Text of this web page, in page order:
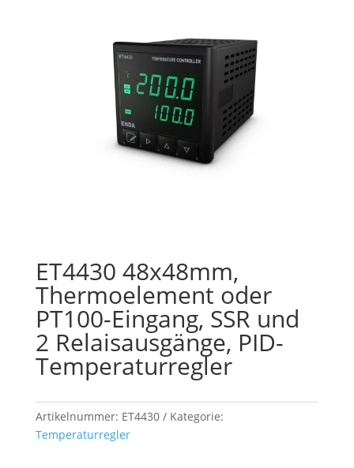
ET4430 48x48mm,
Thermoelement oder
PT100-Eingang, SSR und
2 Relaisausgänge, PID-
Temperaturregler
Artikelnummer: ET4430
Kategorie:
Temperaturregler